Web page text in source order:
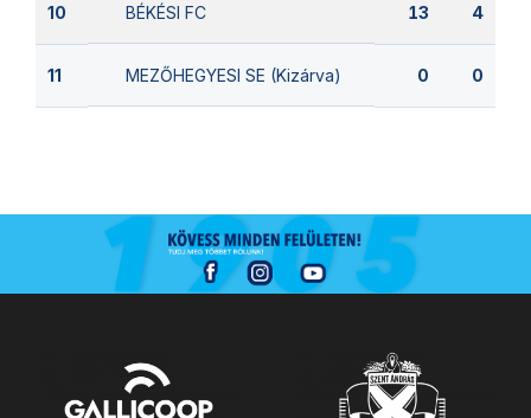
10 BÉKÉSI FC 13 4
11 MEZŐHEGYESI SE (Kizárva) 0 0